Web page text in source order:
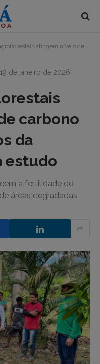
níveis de carbono semelhantes aos da floresta, aponta estudo
19 de janeiro de 2026
carbono
da
estudo
a fertilidade do
áreas degradadas